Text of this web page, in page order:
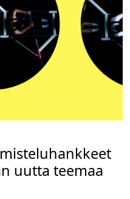
uutta teemaa